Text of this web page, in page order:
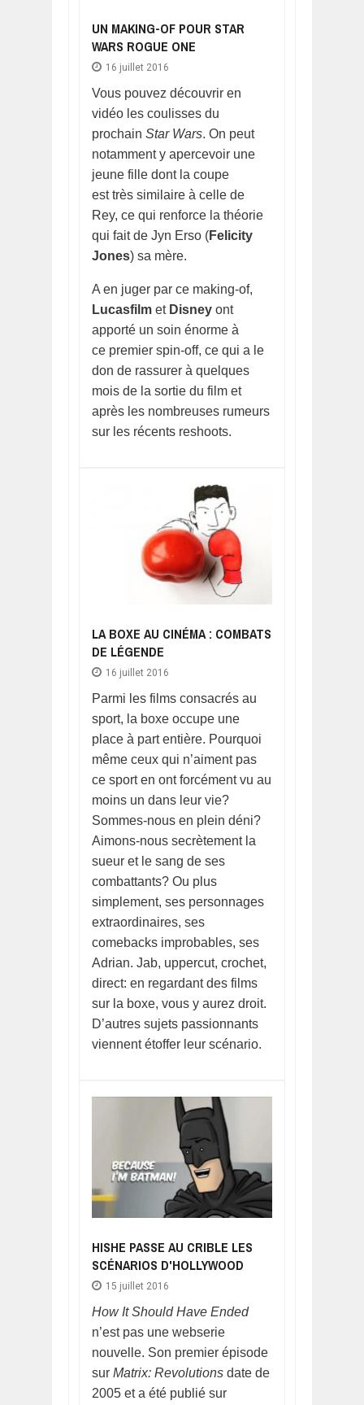
UN MAKING-OF POUR STAR
WARS ROGUE ONE
16 juillet 2016
Vous pouvez découvrir en
vidéo les coulisses du
prochain Star Wars. On peut
notamment y apercevoir une
jeune fille dont la coupe
est très similaire à celle de
Rey, ce qui renforce la théorie
qui fait de Jyn Erso (Felicity
Jones) sa mère.
A en juger par ce making-of,
Lucasfilm et Disney ont
apporté un soin énorme à
ce premier spin-off, ce qui a le
don de rassurer à quelques
mois de la sortie du film et
après les nombreuses rumeurs
sur les récents reshoots.
LA BOXE AU CINÉMA : COMBATS
DE LÉGENDE
16 juillet 2016
Parmi les films consacrés au
sport, la boxe occupe une
place à part entière. Pourquoi
même ceux qui n’aiment pas
ce sport en ont forcément vu au
moins un dans leur vie?
Sommes-nous en plein déni?
Aimons-nous secrètement la
sueur et le sang de ses
combattants? Ou plus
simplement, ses personnages
extraordinaires, ses
comebacks improbables, ses
Adrian. Jab, uppercut, crochet,
direct: en regardant des films
sur la boxe, vous y aurez droit.
D’autres sujets passionnants
viennent étoffer leur scénario.
HISHE PASSE AU CRIBLE LES
SCÉNARIOS D'HOLLYWOOD
15 juillet 2016
How It Should Have Ended
n’est pas une webserie
nouvelle. Son premier épisode
sur Matrix: Revolutions date de
2005 et a été publié sur